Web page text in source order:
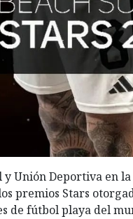
y Unión Deportiva en
premios Stars
de fútbol playa del